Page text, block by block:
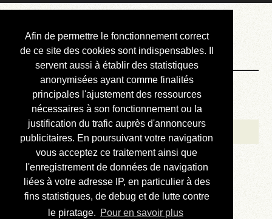
Afin de permettre le fonctionnement correct
de ce site des cookies sont indispensables. Il
servent aussi à établir des statistiques
anonymisées ayant comme finalités
principales l'ajustement des ressources
nécessaires à son fonctionnement ou la
justification du trafic auprès d'annonceurs
publicitaires. En poursuivant votre navigation
vous acceptez ce traitement ainsi que
l'enregistrement de données de navigation
liées à votre adresse IP, en particulier à des
fins statistiques, de debug et de lutte contre
le piratage. Pour en savoir plus
Courbis, « LE »
Blog Officiel
Bienvenue
Réalisations
Divers (et d’été)
Annonces
Liens externes
Téléchargement